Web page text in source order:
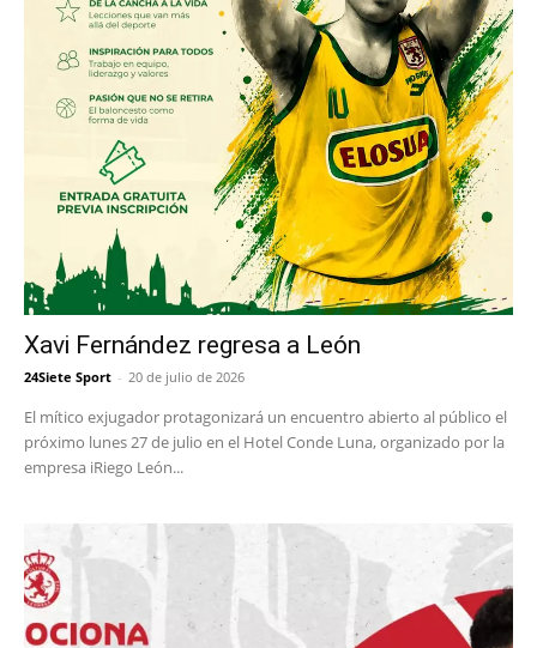
Xavi Fernández regresa a León
24Siete Sport - 20 de julio de 2026
El mítico exjugador protagonizará un encuentro abierto al público el
próximo lunes 27 de julio en el Hotel Conde Luna, organizado por la
empresa iRiego León...